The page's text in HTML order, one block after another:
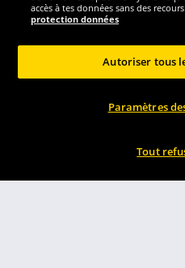
Réseaux
accès à tes données sans des
protection données
Paramètres
Tout
Autoriser tous